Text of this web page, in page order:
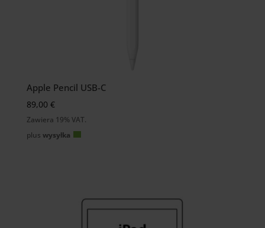
Apple Pencil USB-C
89,00 €
Zawiera 19% VAT.
plus wysyłka